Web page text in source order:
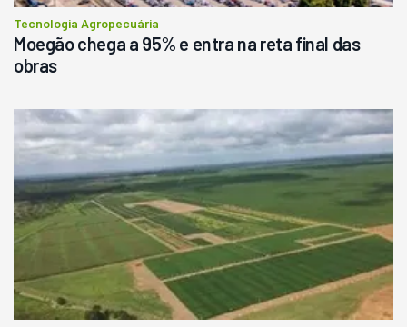
Consultar
Tecnologia Agropecuária
Moegão chega a 95% e entra na reta final das
obras